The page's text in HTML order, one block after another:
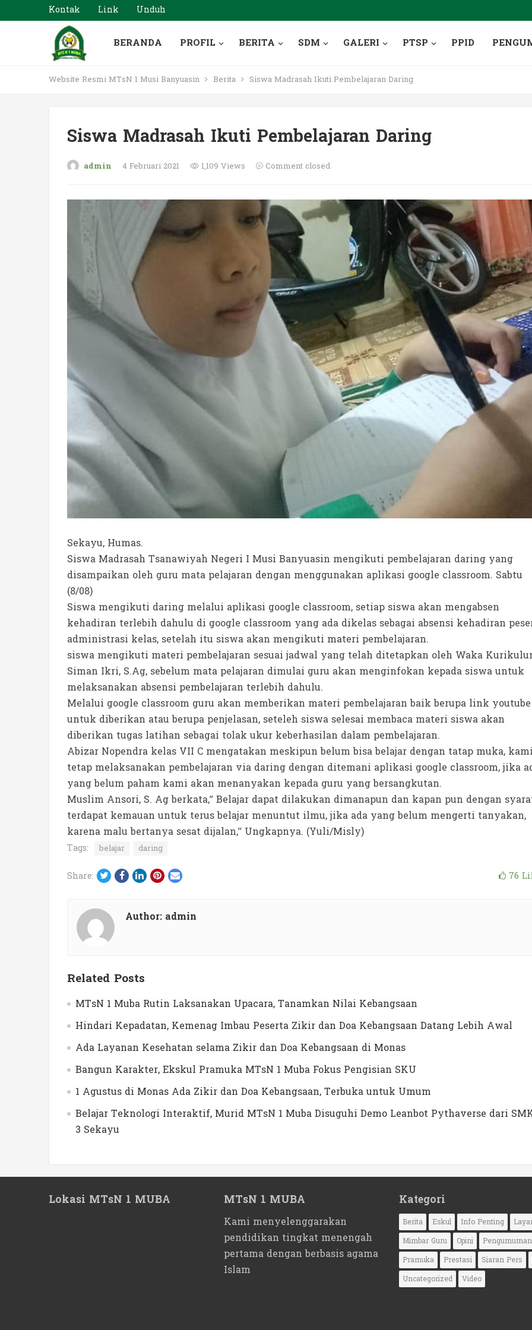
Kontak Link Unduh
BERANDA PROFIL BERITA SDM GALERI PTSP PPID
Website Resmi MTsN 1 Musi Banyuasin Berita Siswa Madrasah Ikuti Pembelajaran Daring
Siswa Madrasah Ikuti Pembelajaran Daring
admin 4 Februari 2021 1,109 Views Comment closed
Sekayu, Humas.
Siswa Madrasah Tsanawiyah Negeri I Musi Banyuasin mengikuti pembelajaran daring yang
disampaikan oleh guru mata pelajaran dengan menggunakan aplikasi google classroom. Sabtu
(8/08)
Siswa mengikuti daring melalui aplikasi google classroom, setiap siswa akan mengabsen
kehadiran terlebih dahulu di google classroom yang ada dikelas sebagai absensi kehadiran
administrasi kelas, setelah itu siswa akan mengikuti materi pembelajaran.
siswa mengikuti materi pembelajaran sesuai jadwal yang telah ditetapkan oleh Waka
Siman Ikri, S.Ag, sebelum mata pelajaran dimulai guru akan menginfokan kepada siswa untuk
melaksanakan absensi pembelajaran terlebih dahulu.
Melalui google classroom guru akan memberikan materi pembelajaran baik berupa link youtube
untuk diberikan atau berupa penjelasan, seteleh siswa selesai membaca materi siswa akan
diberikan tugas latihan sebagai tolak ukur keberhasilan dalam pembelajaran.
Abizar Nopendra kelas VII C mengatakan meskipun belum bisa belajar dengan tatap muka, kami
tetap melaksanakan pembelajaran via daring dengan ditemani aplikasi google classroom, jika
yang belum paham kami akan menanyakan kepada guru yang bersangkutan.
Muslim Ansori, S. Ag berkata,” Belajar dapat dilakukan dimanapun dan kapan pun dengan
terdapat kemauan untuk terus belajar menuntut ilmu, jika ada yang belum mengerti tanyakan,
karena malu bertanya sesat dijalan,” Ungkapnya. (Yuli/Misly)
Tags: belajar daring
Share: Twitter
Facebook
LinkedIn
Pinterest
Email 76
Author: admin
Related Posts
MTsN 1 Muba Rutin Laksanakan Upacara, Tanamkan Nilai Kebangsaan
Hindari Kepadatan, Kemenag Imbau Peserta Zikir dan Doa Kebangsaan Datang Lebih Awal
Ada Layanan Kesehatan selama Zikir dan Doa Kebangsaan di Monas
Bangun Karakter, Ekskul Pramuka MTsN 1 Muba Fokus Pengisian SKU
1 Agustus di Monas Ada Zikir dan Doa Kebangsaan, Terbuka untuk Umum
Belajar Teknologi Interaktif, Murid MTsN 1 Muba Disuguhi Demo Leanbot Pythaverse dari
3 Sekayu
Lokasi MTsN 1 MUBA MTsN 1 MUBA
Kami menyelenggarakan
pendidikan tingkat menengah
pertama dengan berbasis agama
Islam
Kategori
Berita Eskul Info Penting
Mimbar Guru
Opini
Pengumuman
Pramuka
Prestasi Siaran Pers
Uncategorized
Video